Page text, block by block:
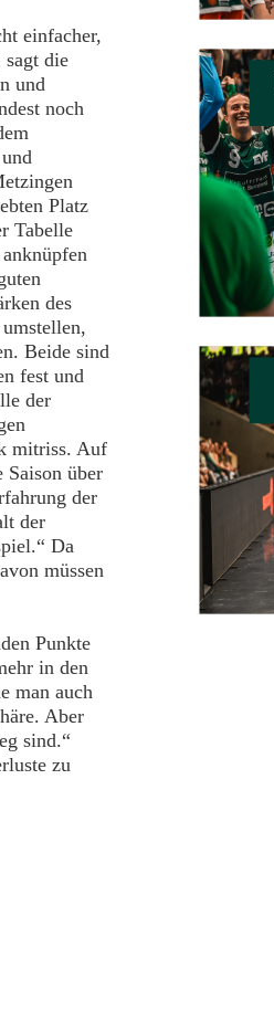
einfacher,
die
und
noch
Platz
Tabelle
des
Beide sind
fest und
der
mitriss. Auf
über
der
der
Da
müssen
Punkte
in den
man auch
Aber
sind.“
zu